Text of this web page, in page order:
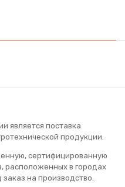
является поставка
продукции.
сертифицированную
расположенных в городах
на производство.